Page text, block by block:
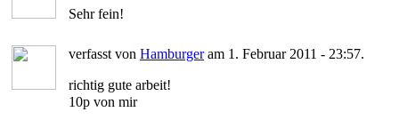
Sehr fein!
verfasst von Hamburgeram 1. Februar 2011 - 23:57.
richtig gute arbeit!
10p von mir